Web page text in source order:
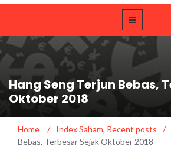
Hang Seng Terjun Bebas,
Oktober 2018
Home / Index Saham, Recent posts /
Bebas, Terbesar Sejak Oktober 2018